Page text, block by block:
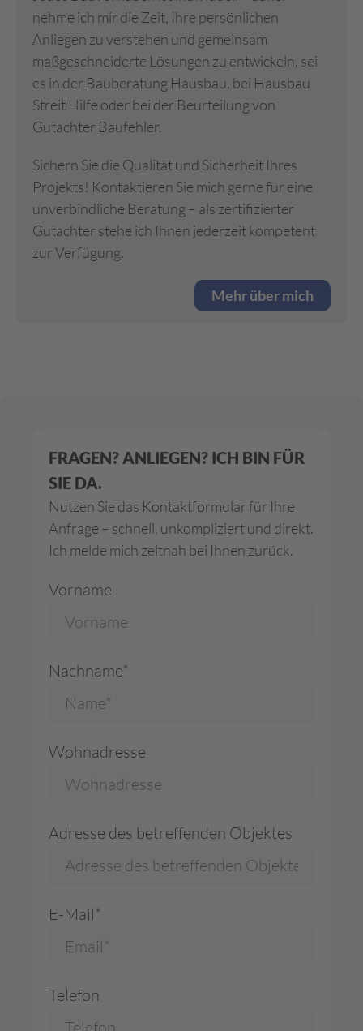
nehme ich mir die Zeit, Ihre persönlichen
Anliegen zu verstehen und gemeinsam
maßgeschneiderte Lösungen zu entwickeln, sei
es in der Bauberatung Hausbau, bei Hausbau
Streit Hilfe oder bei der Beurteilung von
Gutachter Baufehler.
Sichern Sie die Qualität und Sicherheit Ihres
Projekts! Kontaktieren Sie mich gerne für eine
unverbindliche Beratung – als zertifizierter
Gutachter stehe ich Ihnen jederzeit kompetent
zur Verfügung.
Mehr über mich
FRAGEN? ANLIEGEN? ICH BIN FÜR
SIE DA.
Nutzen Sie das Kontaktformular für Ihre
Anfrage – schnell, unkompliziert und direkt.
Ich melde mich zeitnah bei Ihnen zurück.
Vorname
Nachname*
Wohnadresse
Adresse des betreffenden Objektes
E-Mail*
Telefon